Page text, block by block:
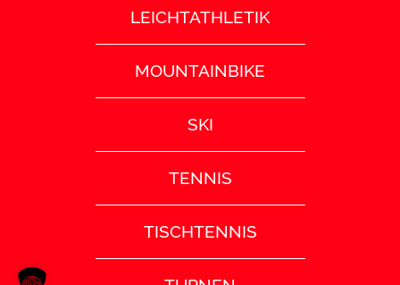
LEICHTATHLETIK
MOUNTAINBIKE
SKI
TENNIS
TISCHTENNIS